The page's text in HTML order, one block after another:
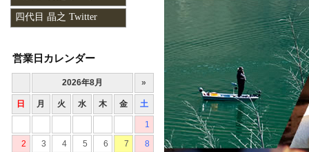
四代目 晶之 Twitter
営業日カレンダー